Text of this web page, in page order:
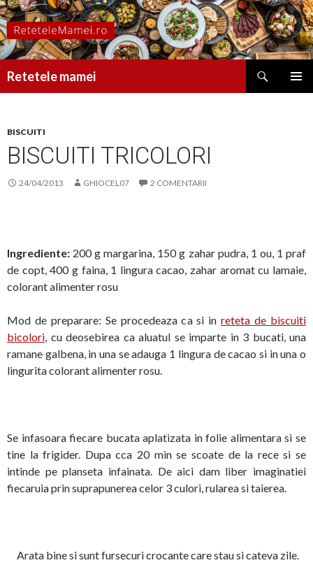
Retetele mamei
BISCUITI
BISCUITI TRICOLORI
24/04/2013 GHIOCEL07 2 COMENTARII
Ingrediente: 200 g margarina, 150 g zahar pudra, 1 ou, 1 praf
de copt, 400 g faina, 1 lingura cacao, zahar aromat cu lamaie,
colorant alimenter rosu
Mod de preparare: Se procedeaza ca si inreteta de biscuiti
bicolori, cu deosebirea ca aluatul se imparte in 3 bucati, una
ramane galbena, in una se adauga 1 lingura de cacao si in una o
lingurita colorant alimenter rosu.
Se infasoara fiecare bucata aplatizata in folie alimentara si se
tine la frigider. Dupa cca 20 min se scoate de la rece si se
intinde pe planseta infainata. De aici dam liber imaginatiei
fiecaruia prin suprapunerea celor 3 culori, rularea si taierea.
Arata bine si sunt fursecuri crocante care stau si cateva zile.